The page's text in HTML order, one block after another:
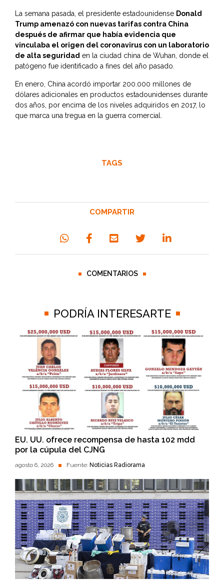
La semana pasada, el presidente estadounidense Donald
Trump amenazó con nuevas tarifas contra China
después de afirmar que había evidencia que
vinculaba el origen del coronavirus con un laboratorio
de alta seguridad en la ciudad china de Wuhan, donde el
patógeno fue identificado a fines del año pasado.
En enero, China acordó importar 200.000 millones de
dólares adicionales en productos estadounidenses durante
dos años, por encima de los niveles adquiridos en 2017, lo
que marca una tregua en la guerra comercial.
TAGS
COMPARTIR
COMENTARIOS
PODRÍA INTERESARTE
EU. UU. ofrece recompensa de hasta 102 mdd
por la cúpula del CJNG
agosto 6, 2026 Fuente: Noticias Radiorama